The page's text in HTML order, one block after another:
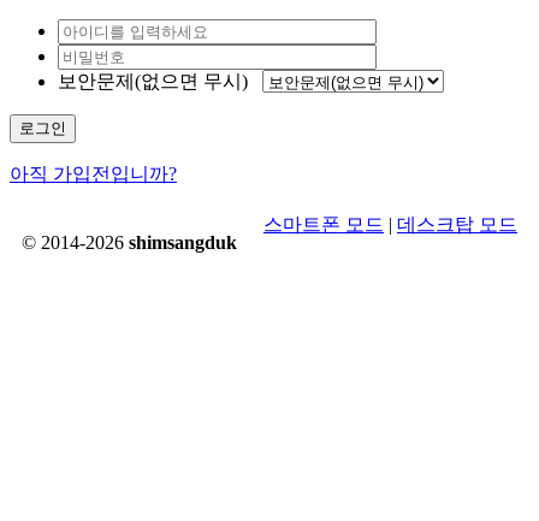
보안문제(없으면 무시)
로그인
아직 가입전입니까?
© 2014-2026 shimsangduk
스마트폰 모드 | 데스크탑 모드